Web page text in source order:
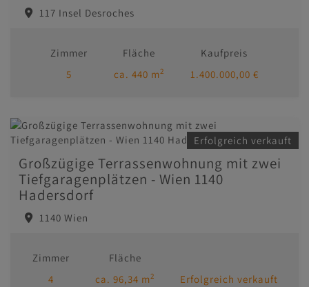
117 Insel Desroches
Zimmer
5
Fläche
ca. 440 m2
Kaufpreis
1.400.000,00 €
Erfolgreich verkauft
Großzügige Terrassenwohnung mit zwei
Tiefgaragenplätzen - Wien 1140
Hadersdorf
1140 Wien
Zimmer
4
Fläche
ca. 96,34 m2 Erfolgreich verkauft